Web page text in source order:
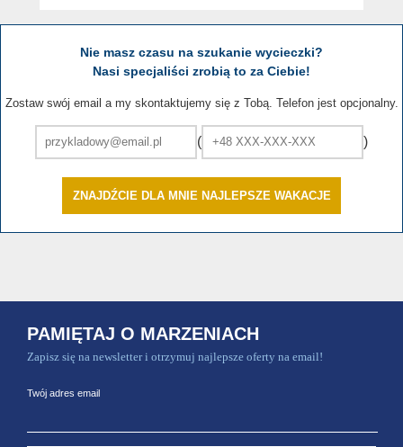
Nie masz czasu na szukanie wycieczki?
Nasi specjaliści zrobią to za Ciebie!
Zostaw swój email a my skontaktujemy się z Tobą. Telefon jest opcjonalny.
( )
ZNAJDŹCIE DLA MNIE NAJLEPSZE WAKACJE
PAMIĘTAJ O MARZENIACH
Zapisz się na newsletter i otrzymuj najlepsze oferty na email!
Twój adres email